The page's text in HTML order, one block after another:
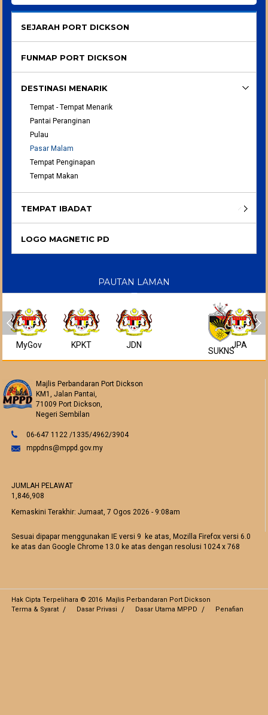
SEJARAH PORT DICKSON
FUNMAP PORT DICKSON
DESTINASI MENARIK
Tempat - Tempat Menarik
Pantai Peranginan
Pulau
Pasar Malam
Tempat Penginapan
Tempat Makan
TEMPAT IBADAT
LOGO MAGNETIC PD
PAUTAN LAMAN
MyGov KPKT JDN
SUKNS
JPA
Majlis Perbandaran Port Dickson
KM1, Jalan Pantai,
71009 Port Dickson,
Negeri Sembilan
06-647 1122 /1335/4962/3904
mppdns@mppd.gov.my
JUMLAH PELAWAT
1,846,908
Kemaskini Terakhir:Jumaat, 7 Ogos 2026 - 9:08am
Sesuai dipapar menggunakan IE versi 9 ke atas, Mozilla Firefox versi 6.0
ke atas dan Google Chrome 13.0 ke atas dengan resolusi 1024 x 768
Hak Cipta Terpelihara © 2016 Majlis Perbandaran Port Dickson
Terma & Syarat
Dasar Privasi Dasar Utama MPPD Penafian